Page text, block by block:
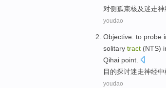
对侧孤束核及迷走神
youdao
Objective: to probe
solitary tract (NTS)
Qihai point.
目的探讨迷走神经中
youdao